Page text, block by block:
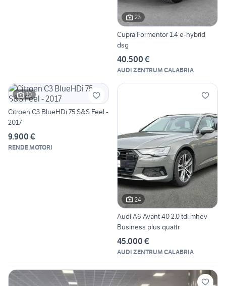
23
Cupra Formentor 1.4 e-hybrid
dsg
40.500 €
AUDI ZENTRUM CALABRIA
10
Citroen C3 BlueHDi 75 S&S Feel -
2017
9.900 €
RENDE MOTORI
24
Audi A6 Avant 40 2.0 tdi mhev
Business plus quattr
45.000 €
AUDI ZENTRUM CALABRIA